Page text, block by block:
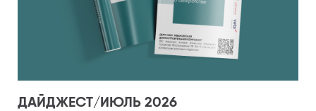
ДАЙДЖЕСТ/ИЮЛЬ 2026